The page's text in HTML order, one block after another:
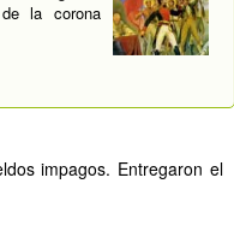
la corona
impagos. Entregaron el